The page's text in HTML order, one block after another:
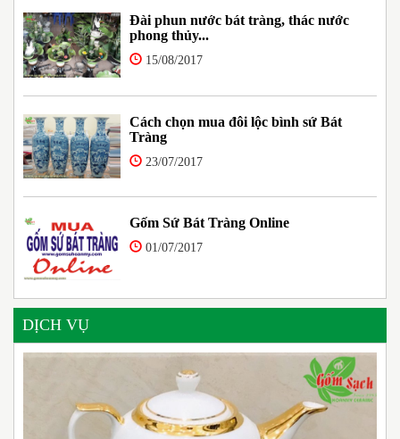
Đài phun nước bát tràng, thác nước
phong thủy...
15/08/2017
Cách chọn mua đôi lộc bình sứ Bát
Tràng
23/07/2017
Gốm Sứ Bát Tràng Online
01/07/2017
DỊCH VỤ